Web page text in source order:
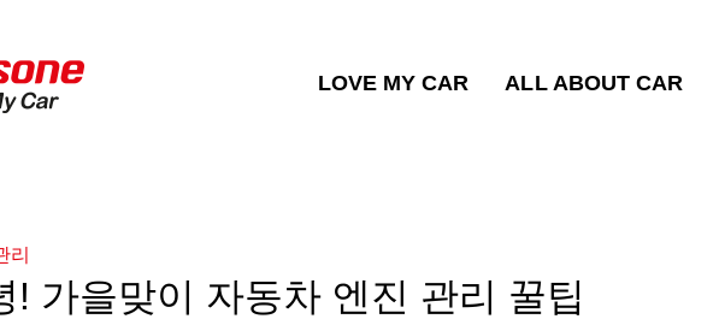
LOVE MY CAR ALL ABOUT CAR
리
! 가을맞이 자동차 엔진 관리 꿀팁